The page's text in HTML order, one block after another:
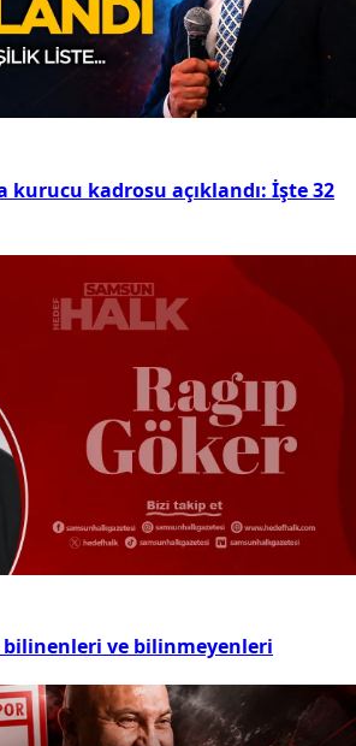
kurucu kadrosu açıklandı: İşte 32
ve bilinmeyenleri